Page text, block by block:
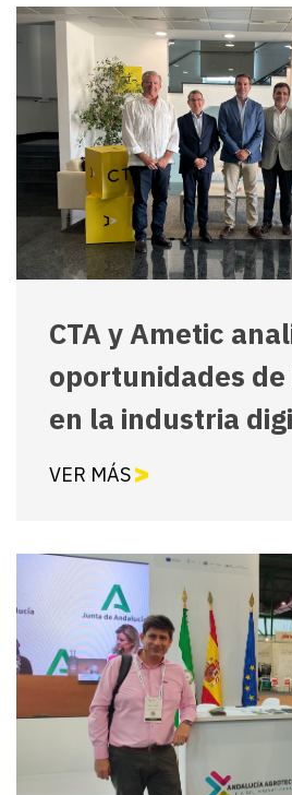
CTA y Ametic
oportunidades
en la industria
VER MÁS